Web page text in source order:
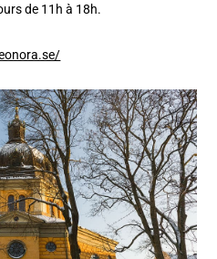
de 11h à 18h.